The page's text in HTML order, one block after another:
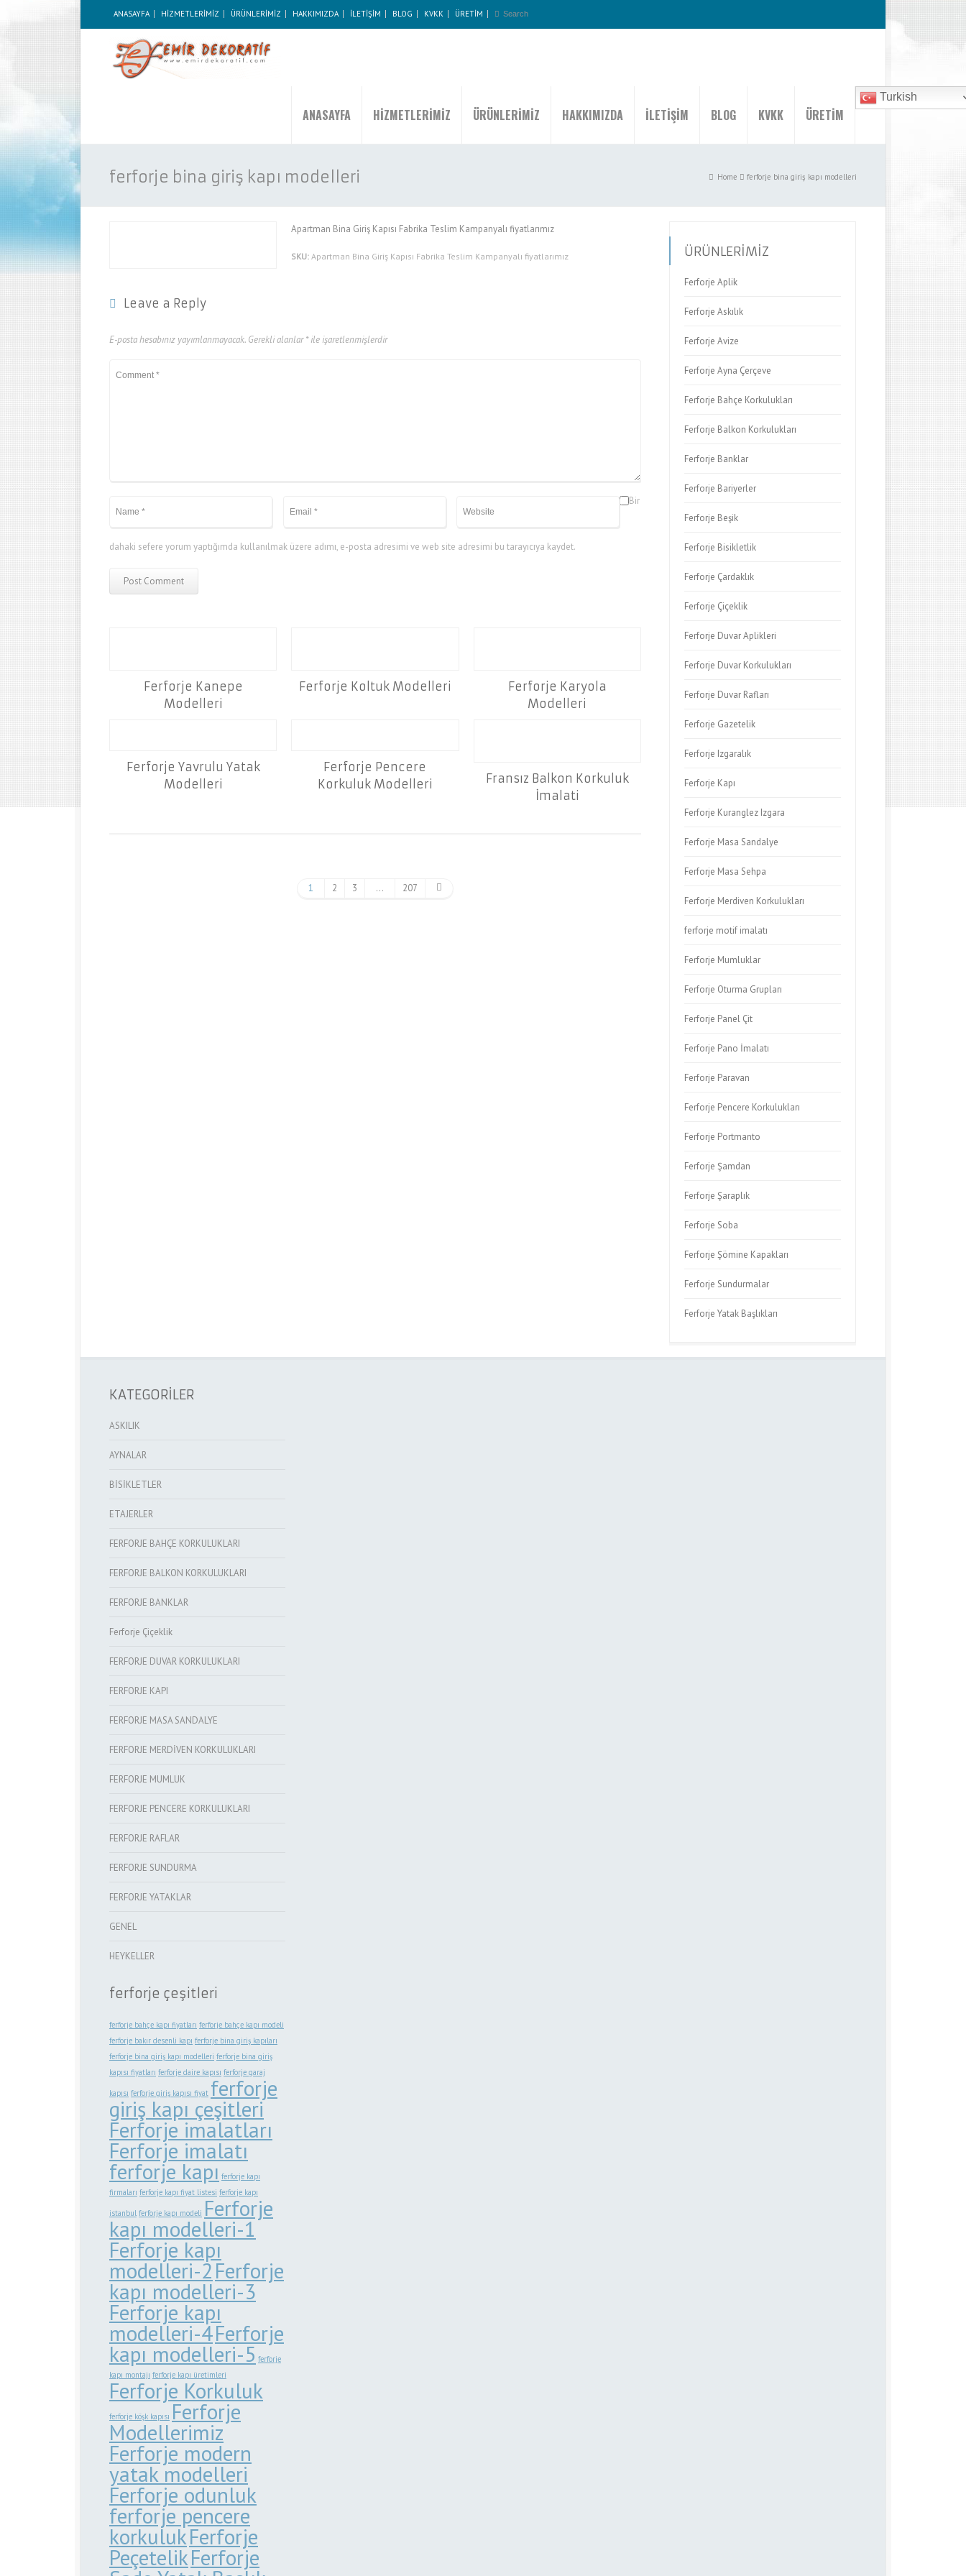
ANASAYFA HİZMETLERİMİZ ÜRÜNLERİMİZ HAKKIMIZDA İLETİŞİM BLOG KVKK ÜRETİM
ANASAYFA HİZMETLERİMİZ ÜRÜNLERİMİZ HAKKIMIZDA İLETİŞİM BLOG KVKK ÜRETİM
Turkish
ferforje bina giriş kapı modelleri Home ferforje bina giriş kapı modelleri
Apartman Bina Giriş Kapısı Fabrika Teslim Kampanyalı fiyatlarımız
SKU: Apartman Bina Giriş Kapısı Fabrika Teslim Kampanyalı fiyatlarımız
Leave a Reply
E-posta hesabınız yayımlanmayacak. Gerekli alanlar*ile işaretlenmişlerdir
Bir
dahaki sefere yorum yaptığımda kullanılmak üzere adımı, e-posta adresimi ve web site adresimi bu tarayıcıya kaydet.
Ferforje Kanepe
Modelleri
Ferforje Koltuk Modelleri
Ferforje Karyola
Modelleri
Ferforje Yavrulu Yatak
Modelleri
Ferforje Pencere
Korkuluk Modelleri
Fransız Balkon Korkuluk
İmalati
1 2 3 … 207
ÜRÜNLERİMİZ
Ferforje Aplik
Ferforje Askılık
Ferforje Avize
Ferforje Ayna Çerçeve
Ferforje Bahçe Korkulukları
Ferforje Balkon Korkulukları
Ferforje Banklar
Ferforje Bariyerler
Ferforje Beşik
Ferforje Bisikletlik
Ferforje Çardaklık
Ferforje Çiçeklik
Ferforje Duvar Aplikleri
Ferforje Duvar Korkulukları
Ferforje Duvar Rafları
Ferforje Gazetelik
Ferforje Izgaralık
Ferforje Kapı
Ferforje Kuranglez Izgara
Ferforje Masa Sandalye
Ferforje Masa Sehpa
Ferforje Merdiven Korkulukları
ferforje motif imalatı
Ferforje Mumluklar
Ferforje Oturma Grupları
Ferforje Panel Çit
Ferforje Pano İmalatı
Ferforje Paravan
Ferforje Pencere Korkulukları
Ferforje Portmanto
Ferforje Şamdan
Ferforje Şaraplık
Ferforje Soba
Ferforje Şömine Kapakları
Ferforje Sundurmalar
Ferforje Yatak Başlıkları
KATEGORİLER
ASKILIK
AYNALAR
BİSİKLETLER
ETAJERLER
FERFORJE BAHÇE KORKULUKLARI
FERFORJE BALKON KORKULUKLARI
FERFORJE BANKLAR
Ferforje Çiçeklik
FERFORJE DUVAR KORKULUKLARI
FERFORJE KAPI
FERFORJE MASA SANDALYE
FERFORJE MERDİVEN KORKULUKLARI
FERFORJE MUMLUK
FERFORJE PENCERE KORKULUKLARI
FERFORJE RAFLAR
FERFORJE SUNDURMA
FERFORJE YATAKLAR
GENEL
HEYKELLER
ferforje çeşitleri
ferforje bahçe kapı fiyatları ferforje bahçe kapı modeli
ferforje bakır desenli kapı ferforje bina giriş kapıları
ferforje bina giriş kapı modelleri ferforje bina giriş
kapısı fiyatları ferforje daire kapısı ferforje garaj
kapısı ferforje giriş kapısı fiyat ferforje
giriş kapı çeşitleri
Ferforje imalatları
Ferforje imalatı
ferforje kapı ferforje kapı
firmaları ferforje kapı fiyat listesi ferforje kapı
istanbul ferforje kapı modeli Ferforje
kapı modelleri-1
Ferforje kapı
modelleri-2Ferforje
kapı modelleri-3
Ferforje kapı
modelleri-4Ferforje
kapı modelleri-5 ferforje
kapı montajı ferforje kapı üretimleri
Ferforje Korkuluk
ferforje köşk kapısı Ferforje
Modellerimiz
Ferforje modern
yatak modelleri
Ferforje odunluk
ferforje pencere
korkulukFerforje
PeçetelikFerforje